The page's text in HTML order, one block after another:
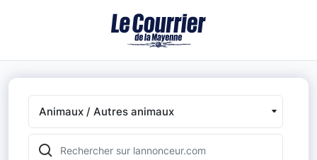
Animaux / Autres animaux